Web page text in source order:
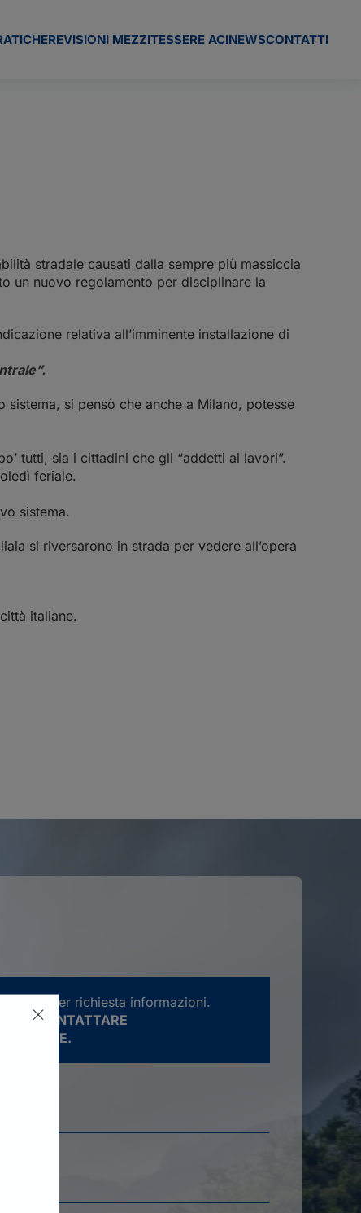
REVISIONI MEZZITESSERE ACINEWSCONTATTI
stradale causati dalla sempre più massiccia
un nuovo regolamento per disciplinare la
relativa all’imminente installazione di
si pensò che anche a Milano, potesse
tutti, sia i cittadini che gli “addetti ai lavori”.
feriale.
sistema.
si riversarono in strada per vedere all’opera
italiane.
solo per richiesta informazioni.
CONTATTARE
LA SEDE.